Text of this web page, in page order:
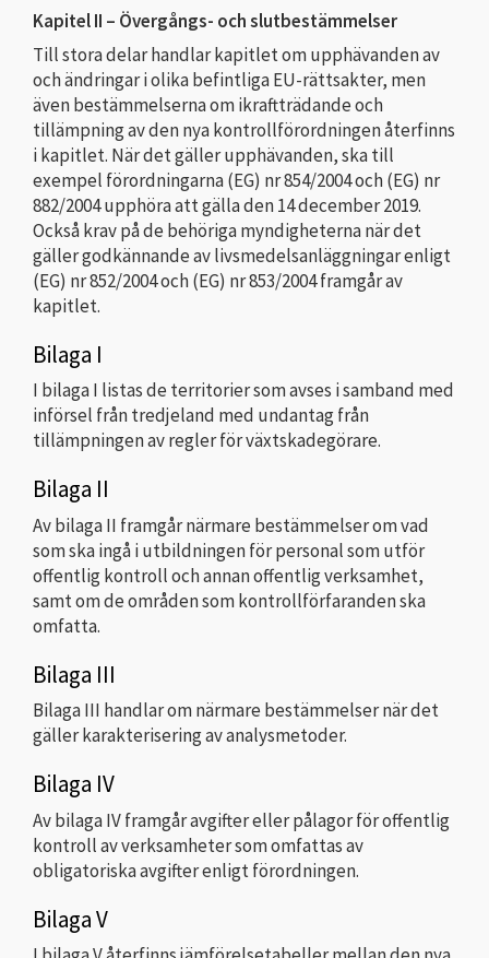
Kapitel II – Övergångs- och slutbestämmelser
Till stora delar handlar kapitlet om upphävanden av
och ändringar i olika befintliga EU-rättsakter, men
även bestämmelserna om ikraftträdande och
tillämpning av den nya kontrollförordningen återfinns
i kapitlet. När det gäller upphävanden, ska till
exempel förordningarna (EG) nr 854/2004 och (EG) nr
882/2004 upphöra att gälla den 14 december 2019.
Också krav på de behöriga myndigheterna när det
gäller godkännande av livsmedelsanläggningar enligt
(EG) nr 852/2004 och (EG) nr 853/2004 framgår av
kapitlet.
Bilaga I
I bilaga I listas de territorier som avses i samband med
införsel från tredjeland med undantag från
tillämpningen av regler för växtskadegörare.
Bilaga II
Av bilaga II framgår närmare bestämmelser om vad
som ska ingå i utbildningen för personal som utför
offentlig kontroll och annan offentlig verksamhet,
samt om de områden som kontrollförfaranden ska
omfatta.
Bilaga III
Bilaga III handlar om närmare bestämmelser när det
gäller karakterisering av analysmetoder.
Bilaga IV
Av bilaga IV framgår avgifter eller pålagor för offentlig
kontroll av verksamheter som omfattas av
obligatoriska avgifter enligt förordningen.
Bilaga V